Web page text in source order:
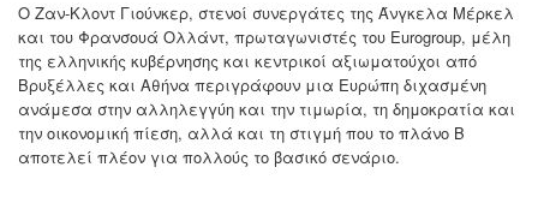
Ο Ζαν-Κλοντ Γιούνκερ, στενοί συνεργάτες της Άνγκελα Μέρκελ
και του Φρανσουά Ολλάντ, πρωταγωνιστές του Eurogroup, μέλη
της ελληνικής κυβέρνησης και κεντρικοί αξιωματούχοι από
Βρυξέλλες και Αθήνα περιγράφουν μια Ευρώπη διχασμένη
ανάμεσα στην αλληλεγγύη και την τιμωρία, τη δημοκρατία και
την οικονομική πίεση, αλλά και τη στιγμή που το πλάνο Β
αποτελεί πλέον για πολλούς το βασικό σενάριο.